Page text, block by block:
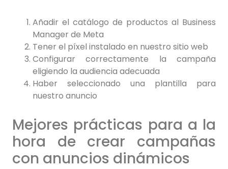
Añadir el catálogo de productos al Business
Manager de Meta
Tener el píxel instalado en nuestro sitio web
Configurar correctamente la campaña
eligiendo la audiencia adecuada
Haber seleccionado una plantilla para
nuestro anuncio
Mejores prácticas para a la
hora de crear campañas
con anuncios dinámicos